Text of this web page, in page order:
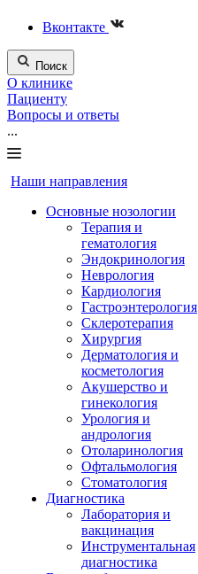
Вконтакте
Поиск
О клинике
Пациенту
Вопросы и ответы
...
Наши направления
Основные нозологии
Терапия и
гематология
Эндокринология
Неврология
Кардиология
Гастроэнтерология
Склеротерапия
Хирургия
Дерматология и
косметология
Акушерство и
гинекология
Урология и
андрология
Отоларинология
Офтальмология
Стоматология
Диагностика
Лаборатория и
вакцинация
Инструментальная
диагностика